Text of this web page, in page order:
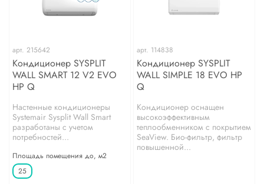
арт. 215642
Кондиционер SYSPLIT
WALL SMART 12 V2 EVO
HP Q
Настенные кондиционеры
Systemair Sysplit Wall Smart
разработаны с учетом
потребностей...
Площадь помещения до, м2
25
арт. 114838
Кондиционер SYSPLIT
WALL SIMPLE 18 EVO HP
Q
Кондиционер оснащен
высокоэффективным
теплообменником с покрытием
SeaView. Био-фильтр, фильтр
повышенной...